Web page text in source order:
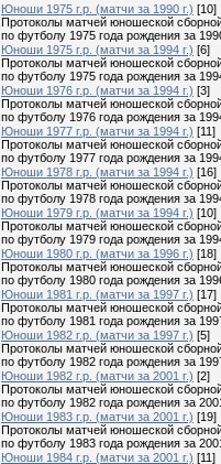
Юноши 1975 г.р. (матчи за 1990 г.) [10]
Протоколы матчей юношеской
по футболу 1975 года рождения за
Юноши 1975 г.р. (матчи за 1994 г.) [6]
Протоколы матчей юношеской
по футболу 1975 года рождения за
Юноши 1976 г.р. (матчи за 1994 г.) [3]
Протоколы матчей юношеской
по футболу 1976 года рождения за
Юноши 1977 г.р. (матчи за 1994 г.) [11]
Протоколы матчей юношеской
по футболу 1977 года рождения за
Юноши 1978 г.р. (матчи за 1994 г.) [16]
Протоколы матчей юношеской
по футболу 1978 года рождения за
Юноши 1979 г.р. (матчи за 1994 г.) [10]
Протоколы матчей юношеской
по футболу 1979 года рождения за
Юноши 1980 г.р. (матчи за 1996 г.) [18]
Протоколы матчей юношеской
по футболу 1980 года рождения за
Юноши 1981 г.р. (матчи за 1997 г.) [17]
Протоколы матчей юношеской
по футболу 1981 года рождения за
Юноши 1982 г.р. (матчи за 1997 г.) [5]
Протоколы матчей юношеской
по футболу 1982 года рождения за
Юноши 1982 г.р. (матчи за 2001 г.) [2]
Протоколы матчей юношеской
по футболу 1982 года рождения за
Юноши 1983 г.р. (матчи за 2001 г.) [19]
Протоколы матчей юношеской
по футболу 1983 года рождения за
Юноши 1984 г.р. (матчи за 2001 г.) [11]